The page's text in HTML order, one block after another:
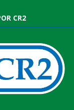
CR2